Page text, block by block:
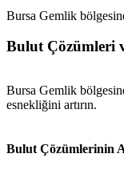
Bursa Gemlik
Bulut Çözümleri
Bursa Gemlik
esnekliğini artırın.
Bulut Çözümlerinin